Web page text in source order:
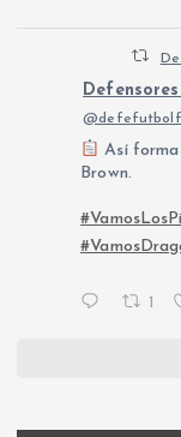
Así
Brown.